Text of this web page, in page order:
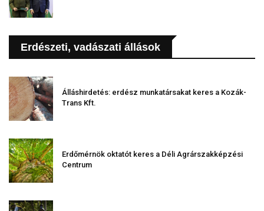
Erdészeti, vadászati állások
Álláshirdetés: erdész munkatársakat keres a Kozák-
Trans Kft.
Erdőmérnök oktatót keres a Déli Agrárszakképzési
Centrum